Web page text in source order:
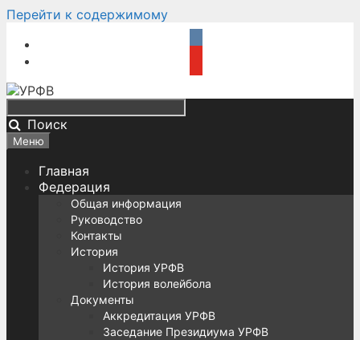
Перейти к содержимому
Поиск
Меню
Главная
Федерация
Общая информация
Руководство
Контакты
История
История УРФВ
История волейбола
Документы
Аккредитация УРФВ
Заседание Президиума УРФВ